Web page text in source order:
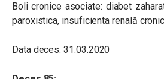
Boli cronice asociate: diabet
paroxistica, insuficienta renală
Data deces: 31.03.2020